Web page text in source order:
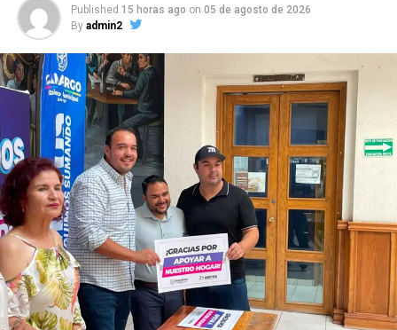
Published 15 horas ago on 05 de agosto de 2026
By admin2